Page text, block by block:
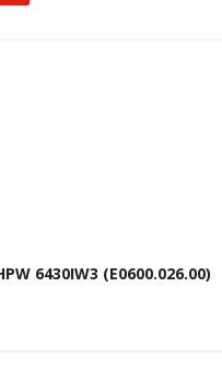
6430IW3 (E0600.026.00)